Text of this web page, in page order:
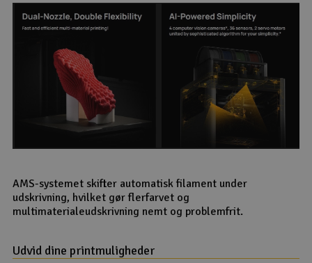
AMS-systemet skifter automatisk filament under
udskrivning, hvilket gør flerfarvet og
multimaterialeudskrivning nemt og problemfrit.
Udvid dine printmuligheder